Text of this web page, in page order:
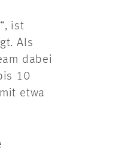
ist
Als
dabei
10
etwa